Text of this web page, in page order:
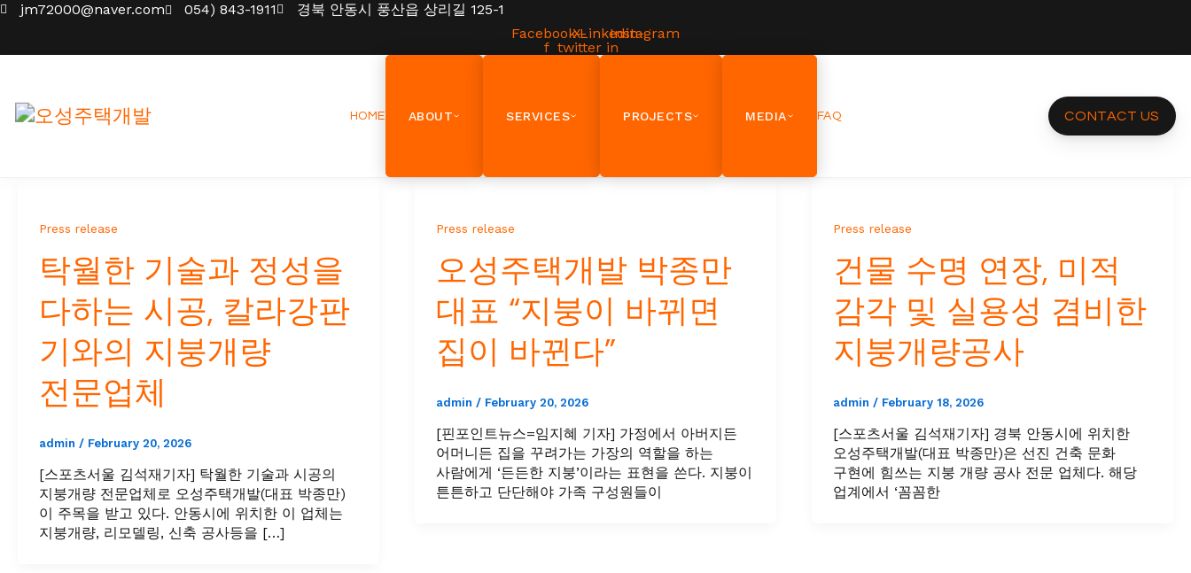
Skipjm72000@naver.com 054) 843-1911
경북 안동시 풍산읍 상리길 125-1
Facebook-
f
X-
twitter
Linkedin-
in
Instagram
HOME ABOUT SERVICES PROJECTS MEDIA FAQ CONTACT US
Press release
탁월한 기술과 정성을
다하는 시공, 칼라강판
기와의 지붕개량
전문업체
admin / February 20, 2026
[스포츠서울 김석재기자] 탁월한 기술과 시공의
지붕개량 전문업체로 오성주택개발(대표 박종만)
이 주목을 받고 있다. 안동시에 위치한 이 업체는
지붕개량, 리모델링, 신축 공사등을 […]
Press release
오성주택개발 박종만
대표 “지붕이 바뀌면
집이 바뀐다”
admin / February 20, 2026
[핀포인트뉴스=임지혜 기자] 가정에서 아버지든
어머니든 집을 꾸려가는 가장의 역할을 하는
사람에게 ‘든든한 지붕’이라는 표현을 쓴다. 지붕이
튼튼하고 단단해야 가족 구성원들이
Press release
건물 수명 연장, 미적
감각 및 실용성 겸비한
지붕개량공사
admin / February 18, 2026
[스포츠서울 김석재기자] 경북 안동시에 위치한
오성주택개발(대표 박종만)은 선진 건축 문화
구현에 힘쓰는 지붕 개량 공사 전문 업체다. 해당
업계에서 ‘꼼꼼한